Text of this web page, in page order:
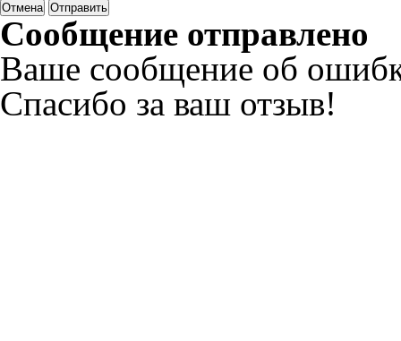
Отмена Отправить
Сообщение отправлено
Ваше сообщение об
Спасибо за ваш отзыв!